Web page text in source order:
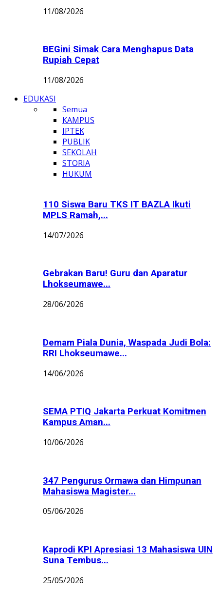
11/08/2026
BEGini Simak Cara Menghapus Data
Rupiah Cepat
11/08/2026
EDUKASI
Semua
KAMPUS
IPTEK
PUBLIK
SEKOLAH
STORIA
HUKUM
110 Siswa Baru TKS IT BAZLA Ikuti
MPLS Ramah,...
14/07/2026
Gebrakan Baru! Guru dan Aparatur
Lhokseumawe...
28/06/2026
Demam Piala Dunia, Waspada Judi Bola:
RRI Lhokseumawe...
14/06/2026
SEMA PTIQ Jakarta Perkuat Komitmen
Kampus Aman...
10/06/2026
347 Pengurus Ormawa dan Himpunan
Mahasiswa Magister...
05/06/2026
Kaprodi KPI Apresiasi 13 Mahasiswa UIN
Suna Tembus...
25/05/2026